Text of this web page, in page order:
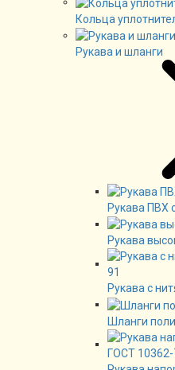
Кольца
Рукава и шланги
Рукава ПВХ
Рукава
Рукава с
Шланги